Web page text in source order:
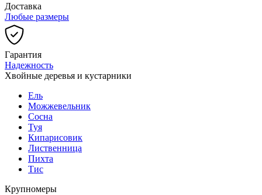
Доставка
Любые размеры
Гарантия
Надежность
Хвойные деревья и кустарники
Ель
Можжевельник
Сосна
Туя
Кипарисовик
Лиственница
Пихта
Тис
Крупномеры